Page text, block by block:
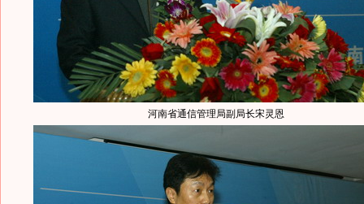
河南省通信管理局副局长宋灵恩